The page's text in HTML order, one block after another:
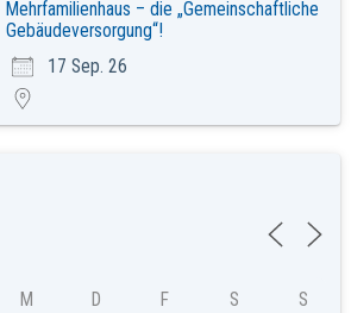
Mehrfamilienhaus – die „Gemeinschaftliche
Gebäudeversorgung“!
17 Sep. 26
M D F S S